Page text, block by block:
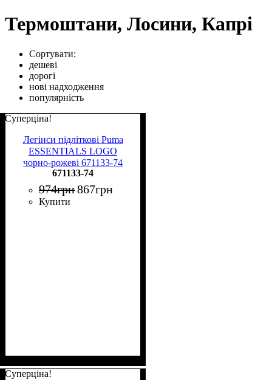
Термоштани, Лосини, Капрі
Сортувати:
дешеві
дорогі
нові надходження
популярність
Суперціна!
Легінси підліткові Puma
ESSENTIALS LOGO
чорно-рожеві 671133-74
671133-74
974грн867грн
Купити
Суперціна!